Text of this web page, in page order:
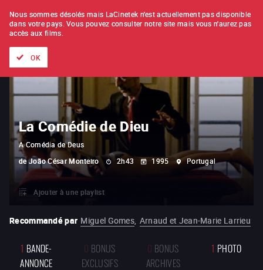
À L'UNITÉ ABONNEMENT
La Comédie de Dieu
A Comédia de Deus
de João César Monteiro 2h43 1995 Portugal
Ajouter à une playlist
Recommandé par Miguel Gomes, Arnaud et Jean-Marie Larrieu
1 BANDE-
ANNONCE
0 BONUS
EXCLUSIFS
0 BONUS
ARCHIVES
1 PHOTO
Nous sommes désolés mais LaCinetek n'est actuellement pas disponible
dans votre pays. Vous pouvez consulter notre site mais vous n'aurez pas
accès aux films.
OK